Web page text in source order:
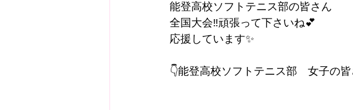
能登高校ソフトテニス部の皆さん
全国大会‼︎頑張って下さいね💕
応援しています✨
👇能登高校ソフトテニス部　女子の